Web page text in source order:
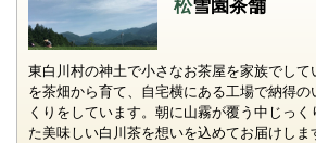
松雪園茶舗
東白川村の神土で小さなお茶屋を家族でし
を茶畑から育て、自宅横にある工場で納得
くりをしています。朝に山霧が覆う中じっく
た美味しい白川茶を想いを込めてお届けしま